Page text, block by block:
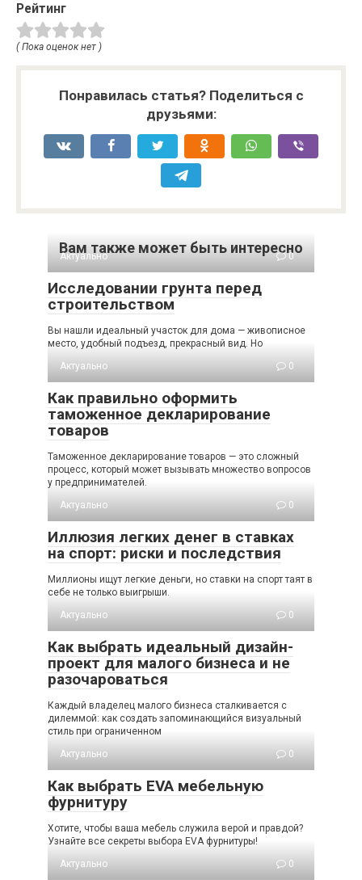
Рейтинг
( Пока оценок нет )
Понравилась статья? Поделиться с
друзьями:
Вам также может быть интересно
Актуально 0
Исследовании грунта перед
строительством
Вы нашли идеальный участок для дома — живописное
место, удобный подъезд, прекрасный вид. Но
Актуально
0
Как правильно оформить
таможенное декларирование
товаров
Таможенное декларирование товаров — это сложный
процесс, который может вызывать множество вопросов
у предпринимателей.
Актуально
0
Иллюзия легких денег в ставках
на спорт: риски и последствия
Миллионы ищут легкие деньги, но ставки на спорт таят в
себе не только выигрыши.
Актуально
0
Как выбрать идеальный дизайн-
проект для малого бизнеса и не
разочароваться
Каждый владелец малого бизнеса сталкивается с
дилеммой: как создать запоминающийся визуальный
стиль при ограниченном
Актуально
0
Как выбрать EVA мебельную
фурнитуру
Хотите, чтобы ваша мебель служила верой и правдой?
Узнайте все секреты выбора EVA фурнитуры!
Актуально
0